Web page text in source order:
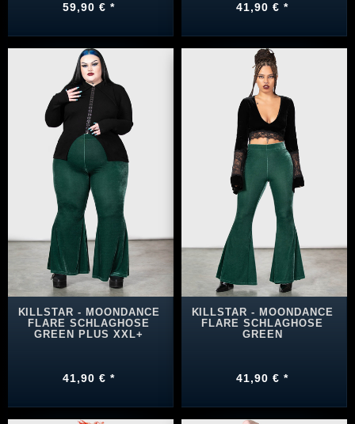
59,90 € * 41,90 € *
KILLSTAR - MOONDANCE
FLARE SCHLAGHOSE
GREEN PLUS XXL+
41,90 € *
KILLSTAR - MOONDANCE
FLARE SCHLAGHOSE
GREEN
41,90 € *